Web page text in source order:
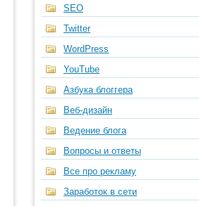
SEO
Twitter
WordPress
YouTube
Азбука блоггера
Веб-дизайн
Ведение блога
Вопросы и ответы
Все про рекламу
Заработок в сети